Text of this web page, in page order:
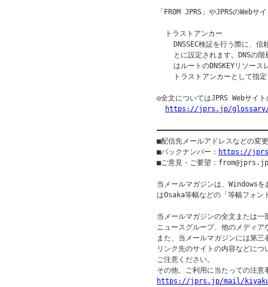
「FROM JPRS」やJPRSのWeb
  トラストアンカー
DNSSEC検証を行う際に、信
とに設定されます。DNSの階
はルートのDNSKEYリソース
トラストアンカーとして指
◎全文についてはJPRS Webサイ
https://jprs.jp/glossary/
■配信先メールアドレスなどの変
■バックナンバー： https://
■ご意見・ご要望：from@jprs.jp
当メールマガジンは、Windowsを
はOsaka等幅などの「等幅フォン
当メールマガジンの全文または一
ニュースグループ、他のメディ
また、当メールマガジンには第
リンク先のサイトの内容などに
ご注意ください。
https://jprs.jp/mail/